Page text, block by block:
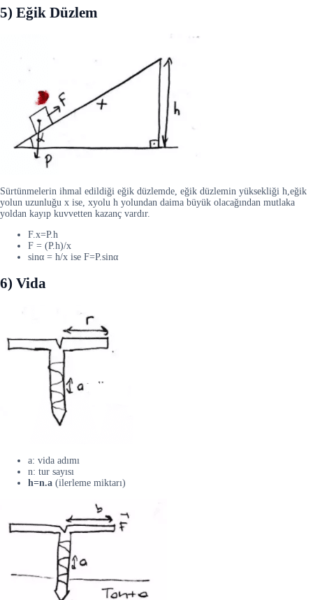
5) Eğik Düzlem
Sürtünmelerin ihmal edildiği eğik düzlemde, eğik düzlemin yüksekliği h,eğik
yolun uzunluğu x ise, xyolu h yolundan daima büyük olacağından mutlaka
yoldan kayıp kuvvetten kazanç vardır.
F.x=P.h
F = (P.h)/x
sinα = h/x ise F=P.sinα
6) Vida
a: vida adımı
n: tur sayısı
h=n.a (ilerleme miktarı)